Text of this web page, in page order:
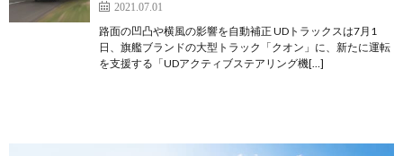
2021.07.01
路面の凹凸や横風の影響を自動補正 UDトラックスは7月1
日、旗艦ブランドの大型トラック「クオン」に、新たに運転
を支援する「UDアクティブステアリング機[…]